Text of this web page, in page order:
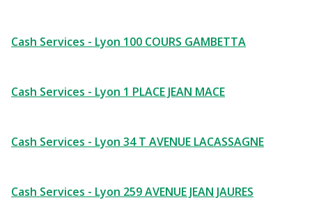
Cash Services - Lyon 100 COURS GAMBETTA
Cash Services - Lyon 1 PLACE JEAN MACE
Cash Services - Lyon 34 T AVENUE LACASSAGNE
Cash Services - Lyon 259 AVENUE JEAN JAURES